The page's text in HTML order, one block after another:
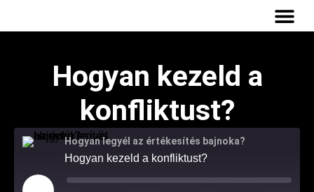
Hogyan kezeld a
konfliktust?
Hogyan legyél az értékesítés bajnoka?
Hogyan kezeld a konfliktust?